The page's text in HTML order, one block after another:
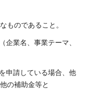
ものであること。
企業名、事業テーマ、
申請している場合、他
の補助金等と